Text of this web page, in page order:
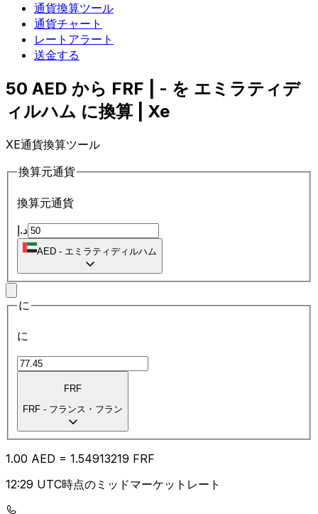
通貨換算ツール
通貨チャート
レートアラート
送金する
50 AED から FRF | - を エミラティデ
ィルハム に換算 | Xe
XE通貨換算ツール
換算元通貨
換算元通貨
د.إ
AED - エミラティディルハム
に
に
FRF
FRF - フランス・フラン
1.00 AED = 1.54913219 FRF
12:29 UTC時点のミッドマーケットレート